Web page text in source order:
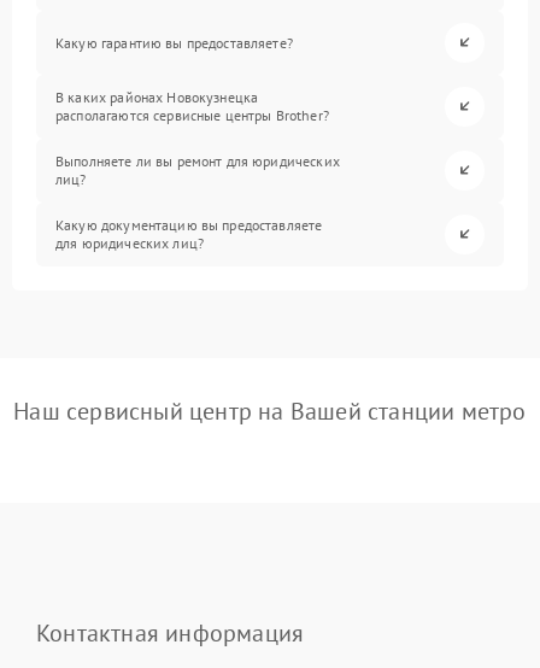
Какую гарантию вы предоставляете?
В каких районах Новокузнецка
располагаются сервисные центры Brother?
Выполняете ли вы ремонт для юридических
лиц?
Какую документацию вы предоставляете
для юридических лиц?
Наш сервисный центр на Вашей станции метро
Контактная информация